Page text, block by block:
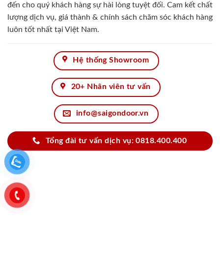
đến cho quý khách hàng sự hài lòng tuyệt đối. Cam kết chất
lượng dịch vụ, giá thành & chính sách chăm sóc khách hàng
luôn tốt nhất tại Việt Nam.
Hệ thống Showroom
20+ Nhân viên tư vấn
info@saigondoor.vn
Tổng đài tư vấn dịch vụ: 0818.400.400